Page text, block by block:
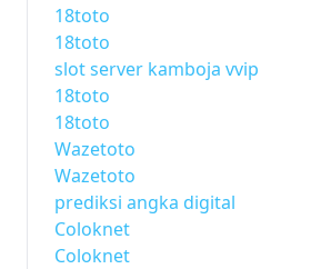
18toto
18toto
slot server kamboja vvip
18toto
18toto
Wazetoto
Wazetoto
prediksi angka digital
Coloknet
Coloknet